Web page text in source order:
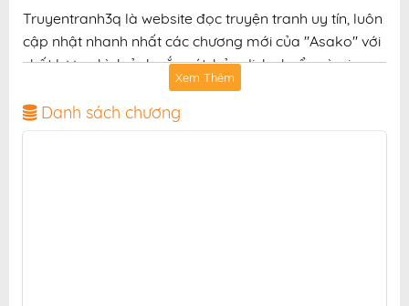
Truyentranh3q là website đọc truyện tranh uy tín, luôn
cập nhật nhanh nhất các chương mới của "Asako" với
chất lượng hình ảnh sắc nét, bản dịch chuẩn và giao
diện thân thiện, mang đến trải nghiệm đọc truyện hấp
dẫn, tiện lợi, hoàn toàn miễn phí cho độc giả yêu thích
truyện tranh online.
Xem Thêm
Danh sách chương